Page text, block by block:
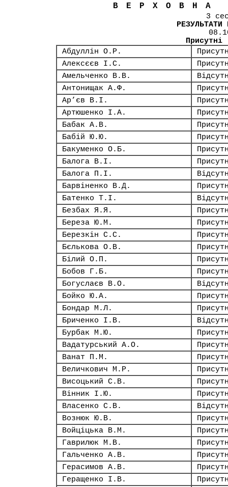
3
РЕЗУЛЬТАТИ
Абдуллін О.Р.
Алексєєв І.С.
Амельченко В.В.
Антонищак А.Ф.
Ар’єв В.І.
Артюшенко І.А.
Бабак А.В.
Бабій Ю.Ю.
Бакуменко О.Б.
Балога В.І.
Балога П.І.
Барвіненко В.Д.
Батенко Т.І.
Безбах Я.Я.
Береза Ю.М.
Березкін С.С.
Бєлькова О.В.
Білий О.П.
Бобов Г.Б.
Богуслаєв В.О.
Бойко Ю.А.
Бондар М.Л.
Бриченко І.В.
Бурбак М.Ю.
Вадатурський А.О.
Ванат П.М.
Величкович М.Р.
Висоцький С.В.
Вінник І.Ю.
Власенко С.В.
Вознюк Ю.В.
Войціцька В.М.
Гаврилюк М.В.
Гальченко А.В.
Герасимов А.В.
Геращенко І.В.